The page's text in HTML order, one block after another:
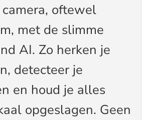
oftewel
met de slimme
AI. Zo herken je
detecteer je
en houd je alles
opgeslagen. Geen